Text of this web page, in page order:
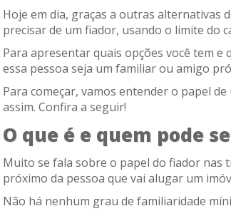
Hoje em dia, graças a outras alternativas
precisar de um fiador, usando o limite do
Para apresentar quais opções você tem
essa pessoa seja um familiar ou amigo
Para começar, vamos entender o papel
assim. Confira a seguir!
O que é e quem pode
Muito se fala sobre o papel do fiador nas
próximo da pessoa que vai alugar um
Não há nenhum grau de familiaridade